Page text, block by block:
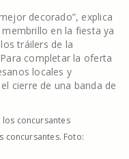
decorado”, explica
en la fiesta ya
tráilers de la
completar la oferta
locales y
cierre de una banda de
concursantes. Foto: